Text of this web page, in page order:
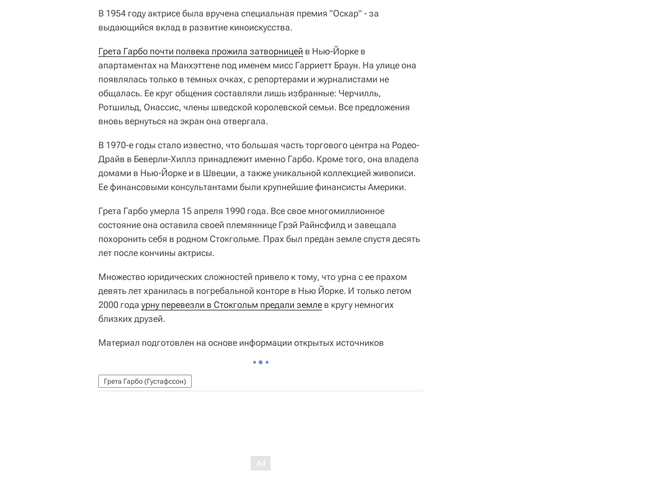
В 1954 году актрисе была вручена специальная премия "Оскар" - за
выдающийся вклад в развитие киноискусства.
Грета Гарбо почти полвека прожила затворницей в Нью-Йорке в
апартаментах на Манхэттене под именем мисс Гарриетт Браун. На улице она
появлялась только в темных очках, с репортерами и журналистами не
общалась. Ее круг общения составляли лишь избранные: Черчилль,
Ротшильд, Онассис, члены шведской королевской семьи. Все предложения
вновь вернуться на экран она отвергала.
В 1970-е годы стало известно, что большая часть торгового центра на Родео-
Драйв в Беверли-Хиллз принадлежит именно Гарбо. Кроме того, она владела
домами в Нью-Йорке и в Швеции, а также уникальной коллекцией живописи.
Ее финансовыми консультантами были крупнейшие финансисты Америки.
Грета Гарбо умерла 15 апреля 1990 года. Все свое многомиллионное
состояние она оставила своей племяннице Грэй Райнсфилд и завещала
похоронить себя в родном Стокгольме. Прах был предан земле спустя десять
лет после кончины актрисы.
Множество юридических сложностей привело к тому, что урна с ее прахом
девять лет хранилась в погребальной конторе в Нью Йорке. И только летом
2000 года урну перевезли в Стокгольм предали земле в кругу немногих
близких друзей.
Материал подготовлен на основе информации открытых источников
Грета Гарбо (Густафссон)